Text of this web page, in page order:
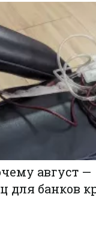
август —
для банков